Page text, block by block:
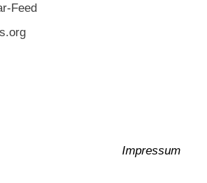
Feed
Impressum